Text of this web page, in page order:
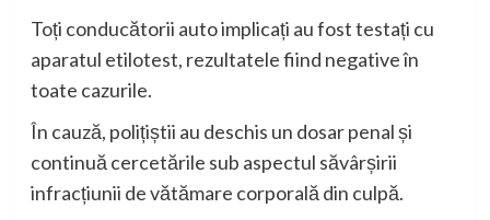
Toți conducătorii auto implicați au fost testați cu
aparatul etilotest, rezultatele fiind negative în
toate cazurile.
În cauză, polițiștii au deschis un dosar penal și
continuă cercetările sub aspectul săvârșirii
infracțiunii de vătămare corporală din culpă.